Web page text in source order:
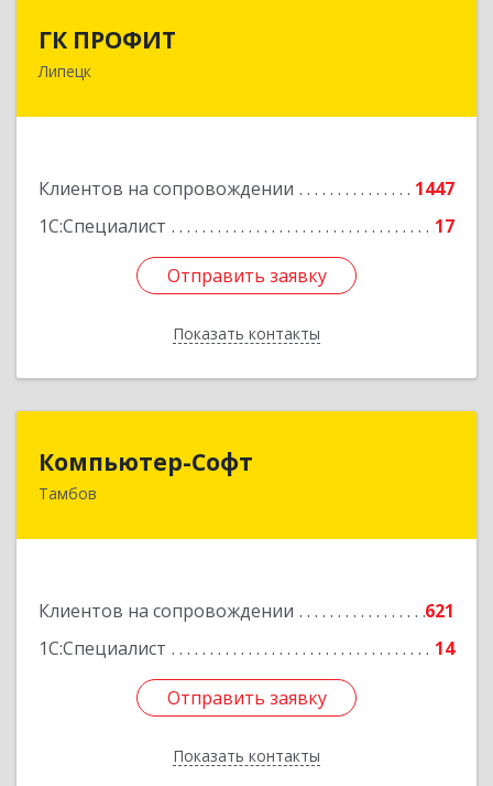
ГК ПРОФИТ
Липецк
Клиентов на сопровождении
1447
1С:Специалист
17
Отправить заявку
Показать контакты
398001, Липецкая обл, Липецк г, Советская ул,
Отправить заявку
Назад
Компьютер-Софт
Тамбов
Клиентов на сопровождении
621
1С:Специалист
14
Отправить заявку
Показать контакты
392000, Тамбовская обл, Тамбов г, Советская
Отправить заявку
Назад